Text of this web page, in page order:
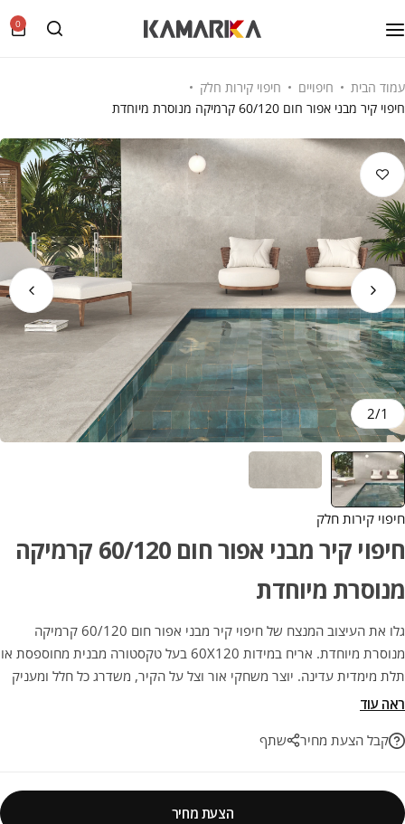
0
עמוד הבית חיפויים
חיפוי קירות חלק
חיפוי קיר מבני אפור חום 60/120 קרמיקה מנוסרת מיוחדת
1
/
2
חיפוי קירות חלק
חיפוי קיר מבני אפור חום 60/120 קרמיקה
מנוסרת מיוחדת
גלו את העיצוב המנצח של חיפוי קיר מבני אפור חום 60/120 קרמיקה
מנוסרת מיוחדת. אריח במידות 60X120 בעל טקסטורה מבנית מחוספסת או
תלת מימדית עדינה. יוצר משחקי אור וצל על הקיר, משדרג כל חלל ומעניק
לו תחושה של עומק ואדריכלות מודרנית. שילוב אופטימלי של יופי
ראה עוד
קבל הצעת מחיר
שתף
הצעת מחיר